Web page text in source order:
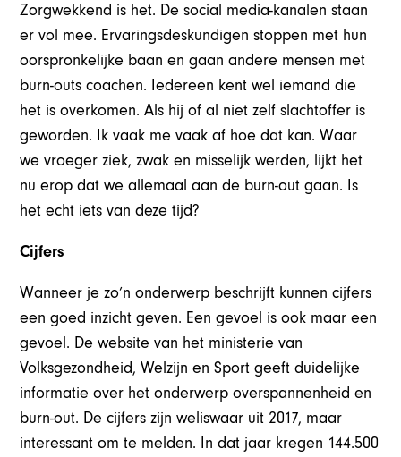
Zorgwekkend is het. De social media-kanalen staan
er vol mee. Ervaringsdeskundigen stoppen met hun
oorspronkelijke baan en gaan andere mensen met
burn-outs coachen. Iedereen kent wel iemand die
het is overkomen. Als hij of al niet zelf slachtoffer is
geworden. Ik vaak me vaak af hoe dat kan. Waar
we vroeger ziek, zwak en misselijk werden, lijkt het
nu erop dat we allemaal aan de burn-out gaan. Is
het echt iets van deze tijd?
Cijfers
Wanneer je zo’n onderwerp beschrijft kunnen cijfers
een goed inzicht geven. Een gevoel is ook maar een
gevoel. De website van het ministerie van
Volksgezondheid, Welzijn en Sport geeft duidelijke
informatie over het onderwerp overspannenheid en
burn-out. De cijfers zijn weliswaar uit 2017, maar
interessant om te melden. In dat jaar kregen 144.500